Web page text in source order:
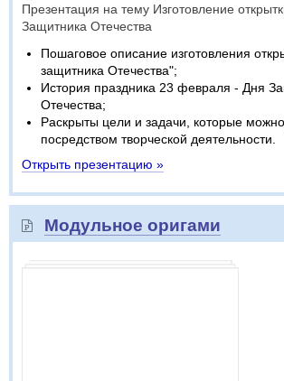
Презентация на тему Изготовление
Защитника Отечества
Пошаговое описание изготовления
защитника Отечества";
История праздника 23 февраля - Дня
Отечества;
Раскрыты цели и задачи, которые
посредством творческой деятельности.
Открыть презентацию »
Модульное оригами